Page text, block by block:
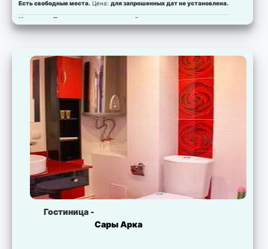
Есть свободные места. Цена:для запрошенных дат не установлена.
Комната:Полулюкс двухместный
Есть свободные места.Цена:для запрошенных дат не установлена.
Люкс
Есть свободные места. Цена: для запрошенных дат не установлена.
Люкс
Цена:для запрошенных дат не установлена.
Гостиница -
Сары Арка